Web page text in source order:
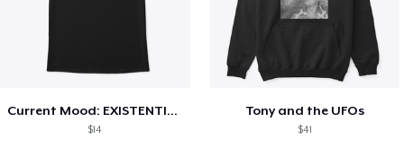
Current Mood: EXISTENTIAL CRISIS
$14
Tony and the UFOs
$41